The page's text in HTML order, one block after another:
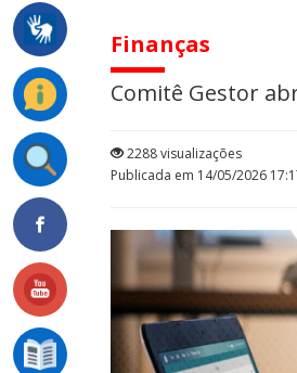
Finanças
Comitê Gestor
2288 visualizações
Publicada em 14/05/2026